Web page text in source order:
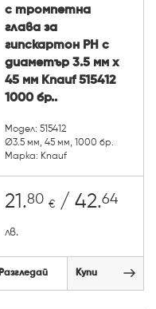
с тромпетна
глава за
гипскартон PH с
диаметър 3.5 мм х
45 мм Knauf 515412
1000 бр..
Модел: 515412
Ø3.5 мм, 45 мм, 1000 бр.
Марка: Knauf
21.80 € / 42.64
лв.
Разгледай Купи